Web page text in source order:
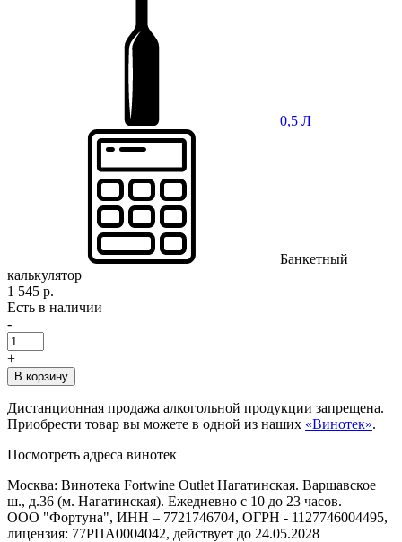
0,5 Л
Банкетный
калькулятор
1 545 р.
Есть в наличии
-
+
В корзину
Дистанционная продажа алкогольной продукции запрещена.
Приобрести товар вы можете в одной из наших «Винотек».
Посмотреть адреса винотек
Москва: Винотека Fortwine Outlet Нагатинская. Варшавское
ш., д.36 (м. Нагатинская). Ежедневно с 10 до 23 часов.
ООО "Фортуна", ИНН – 7721746704, ОГРН - 1127746004495,
лицензия: 77РПА0004042, действует до 24.05.2028